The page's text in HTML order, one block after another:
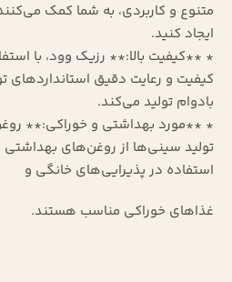
متنوع و کاربردی، به شما کمک
ایجاد کنید.
* **کیفیت بالا:** رزیک وود، با
کیفیت و رعایت دقیق استانداردهای
بادوام تولید می‌کند.
* **مورد بهداشتی و خوراکی:**
تولید سینی‌ها از روغن‌های
استفاده در پذیرایی‌های خانگی و
غذاهای خوراکی مناسب هستند.